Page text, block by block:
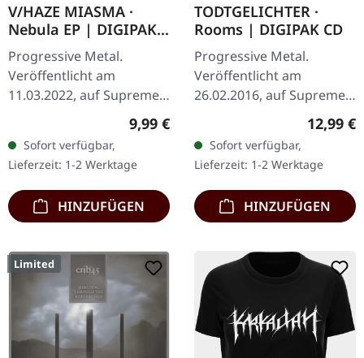
V/HAZE MIASMA ·
Nebula EP | DIGIPAK
CD
Progressive Metal.
Veröffentlicht am
11.03.2022, auf Supreme
Chaos Records. Limitierte
DigiPak-Auflage von nur
300 handnummerierten
Exemplaren!…
Regulärer Preis:
9,99 €
Sofort verfügbar,
Lieferzeit: 1-2 Werktage
HINZUFÜGEN
TODTGELICHTER ·
Rooms | DIGIPAK CD
Progressive Metal.
Veröffentlicht am
26.02.2016, auf Supreme
Chaos Records. Limitierte
Hinreißender Avantgarde
Black Metal mit…
12,99 €
Sofort verfügbar,
Lieferzeit: 1-2 Werktage
HINZUFÜGEN
Limited